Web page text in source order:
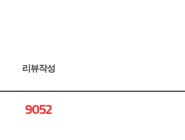
리뷰작성
9052